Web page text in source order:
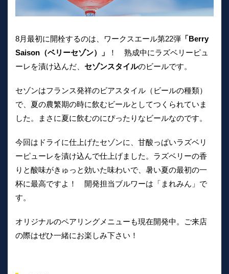
8月最初に開栓するのは、ワークスエール第22弾 「Berry
Saison（ベリーセゾン）」
！ 熟成中にラズベリーピュ
ーレを漬け込んだ、 セゾンスタイルのビールです。
セゾンはフランス発祥のビアスタイル（ビールの種類）
で、夏の農繁期の時に飲むビールとしてつくられていま
した。まさに夏に飲むのにぴったりなビールなのです。
今回はドライに仕上げたセゾンに、甘酸っぱいラズベリ
ーピューレを漬け込んで仕上げました。ラズベリーの香
りと酸味がきゅっと効いた味わいで、暑い夏の最初の一
杯に最高ですよ！ 開発担当ブルワーは「まれみん」で
す。
オリジナルのペアリングメニューも現在開発中。ご来店
の際はぜひ一緒にお楽しみ下さい！